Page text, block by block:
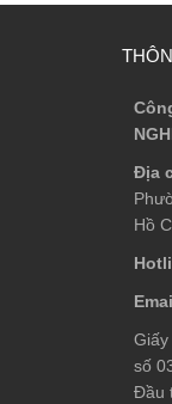
Địa
Hồ
số
Đầu